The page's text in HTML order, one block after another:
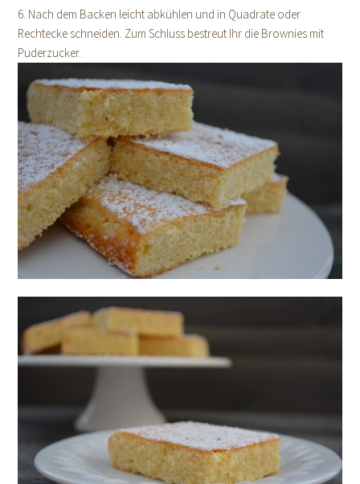
6. Nach dem Backen leicht abkühlen und in Quadrate oder
Rechtecke schneiden. Zum Schluss bestreut Ihr die Brownies mit
Puderzucker.